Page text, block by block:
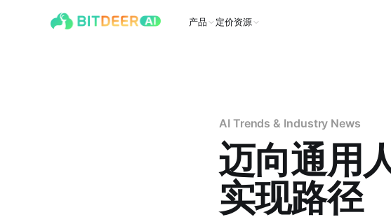
产品 定价资源
AI Trends & Industry News
迈向通用
实现路径